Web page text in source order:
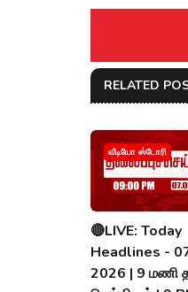
RELATED
வீடியோ ஸ்டோரி
🔴LIVE: Today
Headlines -
2026 | 9 மணி